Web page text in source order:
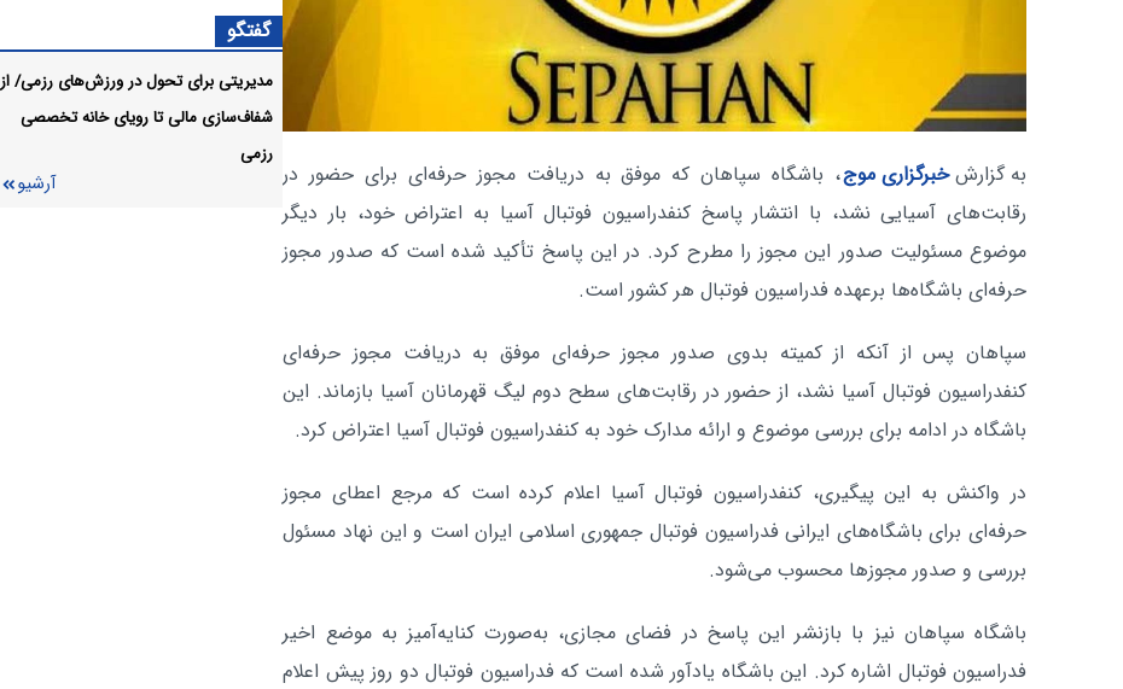
به گزارشخبرگزاری موج، باشگاه سپاهان که موفق به دریافت مجوز حرفه‌ای برای حضور در
رقابت‌های آسیایی نشد، با انتشار پاسخ کنفدراسیون فوتبال آسیا به اعتراض خود، بار دیگر
موضوع مسئولیت صدور این مجوز را مطرح کرد. در این پاسخ تأکید شده است که صدور مجوز
حرفه‌ای باشگاه‌ها برعهده فدراسیون فوتبال هر کشور است.
سپاهان پس از آنکه از کمیته بدوی صدور مجوز حرفه‌ای موفق به دریافت مجوز حرفه‌ای
کنفدراسیون فوتبال آسیا نشد، از حضور در رقابت‌های سطح دوم لیگ قهرمانان آسیا بازماند. این
باشگاه در ادامه برای بررسی موضوع و ارائه مدارک خود به کنفدراسیون فوتبال آسیا اعتراض کرد.
در واکنش به این پیگیری، کنفدراسیون فوتبال آسیا اعلام کرده است که مرجع اعطای مجوز
حرفه‌ای برای باشگاه‌های ایرانی فدراسیون فوتبال جمهوری اسلامی ایران است و این نهاد مسئول
بررسی و صدور مجوزها محسوب می‌شود.
باشگاه سپاهان نیز با بازنشر این پاسخ در فضای مجازی، به‌صورت کنایه‌آمیز به موضع اخیر
فدراسیون فوتبال اشاره کرد. این باشگاه یادآور شده است که فدراسیون فوتبال دو روز پیش اعلام
ورزشی: پرسپولیس مقابل الومینیوم اراک در
دیدار دوستانه مساوی کرد
چلسی قاطعانه میلان را شکست داد
گفتگو
مدیریتی برای تحول در ورزش‌های رزمی/ از
شفاف‌سازی مالی تا رویای خانه تخصصی
رزمی
آرشیو